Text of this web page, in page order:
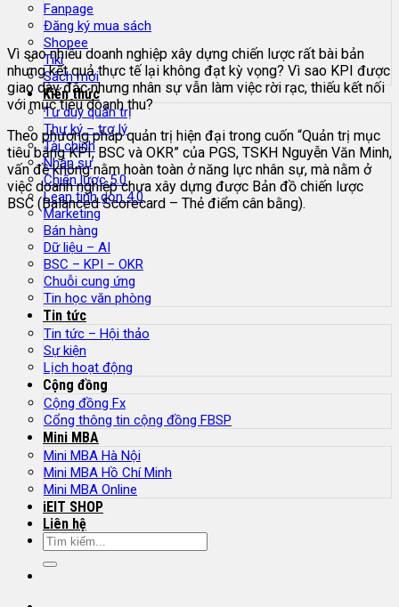
Fanpage
Đăng ký mua sách
Shopee
Tiki
Sách mới
Kiến thức
Tư duy quản trị
Thư ký – trợ lý
Tài chính
Nhân sự
Chiến lược 5.0
Lean tinh gọn 4.0
Marketing
Bán hàng
Dữ liệu – AI
BSC – KPI – OKR
Chuỗi cung ứng
Tin học văn phòng
Tin tức
Tin tức – Hội thảo
Sự kiện
Lịch hoạt động
Cộng đồng
Cộng đồng Fx
Cổng thông tin cộng đồng FBSP
Mini MBA
Mini MBA Hà Nội
Mini MBA Hồ Chí Minh
Mini MBA Online
iEIT SHOP
Liên hệ
Vì sao nhiều doanh nghiệp xây dựng chiến lược rất bài bản
nhưng kết quả thực tế lại không đạt kỳ vọng? Vì sao KPI được
giao dày đặc nhưng nhân sự vẫn làm việc rời rạc, thiếu kết nối
với mục tiêu doanh thu?
Theo phương pháp quản trị hiện đại trong cuốn “Quản trị mục
tiêu bằng KPI, BSC và OKR” của PGS, TSKH Nguyễn Văn Minh,
vấn đề không nằm hoàn toàn ở năng lực nhân sự, mà nằm ở
việc doanh nghiệp chưa xây dựng được Bản đồ chiến lược
BSC (Balanced Scorecard – Thẻ điểm cân bằng).